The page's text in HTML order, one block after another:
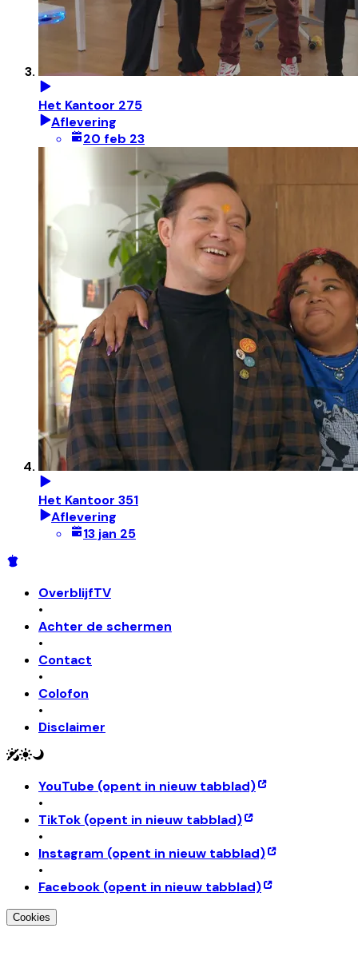
Het Kantoor 275
Aflevering
20 feb 23
Het Kantoor 351
Aflevering
13 jan 25
OverblijfTV
•
Achter de schermen
•
Contact
•
Colofon
•
Disclaimer
YouTube (opent in nieuw tabblad)
•
TikTok (opent in nieuw tabblad)
•
Instagram (opent in nieuw tabblad)
•
Facebook (opent in nieuw tabblad)
Cookies